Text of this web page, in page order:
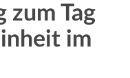
zum Tag
im